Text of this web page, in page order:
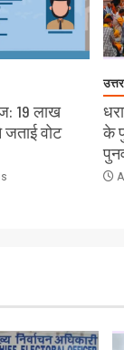
19 लाख
वोट
के